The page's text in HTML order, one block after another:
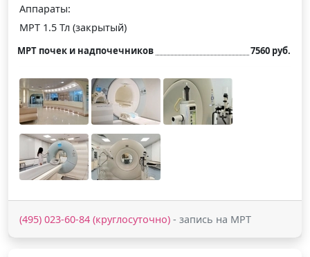
Аппараты:
МРТ 1.5 Тл (закрытый)
МРТ почек и надпочечников 7560 руб.
(495) 023-60-84 (круглосуточно) - запись на МРТ